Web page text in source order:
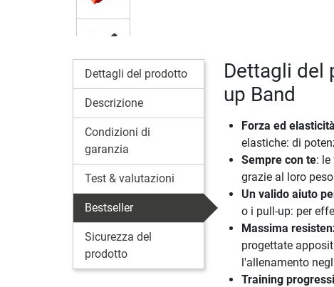
Dettagli del prodotto
Descrizione
Condizioni di
garanzia
Test & valutazioni
Bestseller
Sicurezza del
prodotto
Dettagli del
up Band
Forza ed elasticità
elastiche: di
Sempre con te: le
grazie al loro
Un valido aiuto
o i pull-up: per
Massima
progettate
l'allenamento
Training